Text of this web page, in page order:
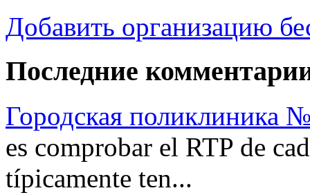
Добавить организацию
Последние
Городская поликлиника
es comprobar el RTP de
típicamente ten...